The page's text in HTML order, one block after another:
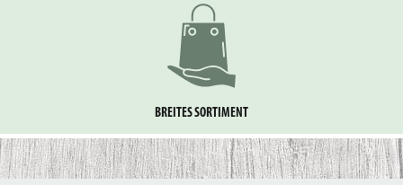
BREITES SORTIMENT